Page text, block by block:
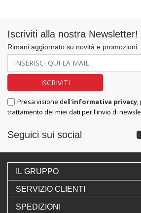
Iscriviti alla nostra Newsletter!
Rimani aggiornato su novità e promozioni
Presa visione dell'informativa privacy
trattamento dei miei dati per l'invio di
Seguici sui social
IL GRUPPO
SERVIZIO CLIENTI
SPEDIZIONI